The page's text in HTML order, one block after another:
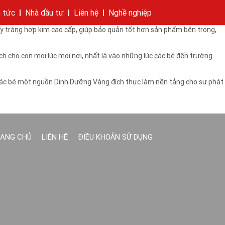
kết của KIDO Nhà sáng lập
tức
của tập đoàn
Nhà đầu tư
Thông tin cổ phần Các công ty thành viên Liên hệ
Liên hệ Nghề nghiệp
hợp kim cao cấp, giúp bảo quản tốt hơn sản phẩm bên trong,
cho con mọi lúc mọi nơi, nhất là vào những lúc các bé đến trường
bé một nguồn Dinh Dưỡng Vàng đích thực làm nền tảng cho sự phát
CHỦ LIÊN HỆ ĐIỀU KHOẢN SỬ DỤNG